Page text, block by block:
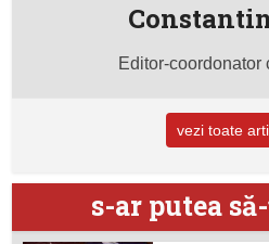
Editor-coordonator
vezi toate
s-ar putea